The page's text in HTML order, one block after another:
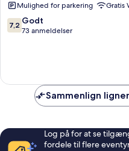
Olympic
Courchevel
1850
Mulighed for parkering
Gratis
7.2
ud
anmeldelser
7,2 Godt
73 anmeldelser
Sammenlign
Log på for at se
fordele til flere